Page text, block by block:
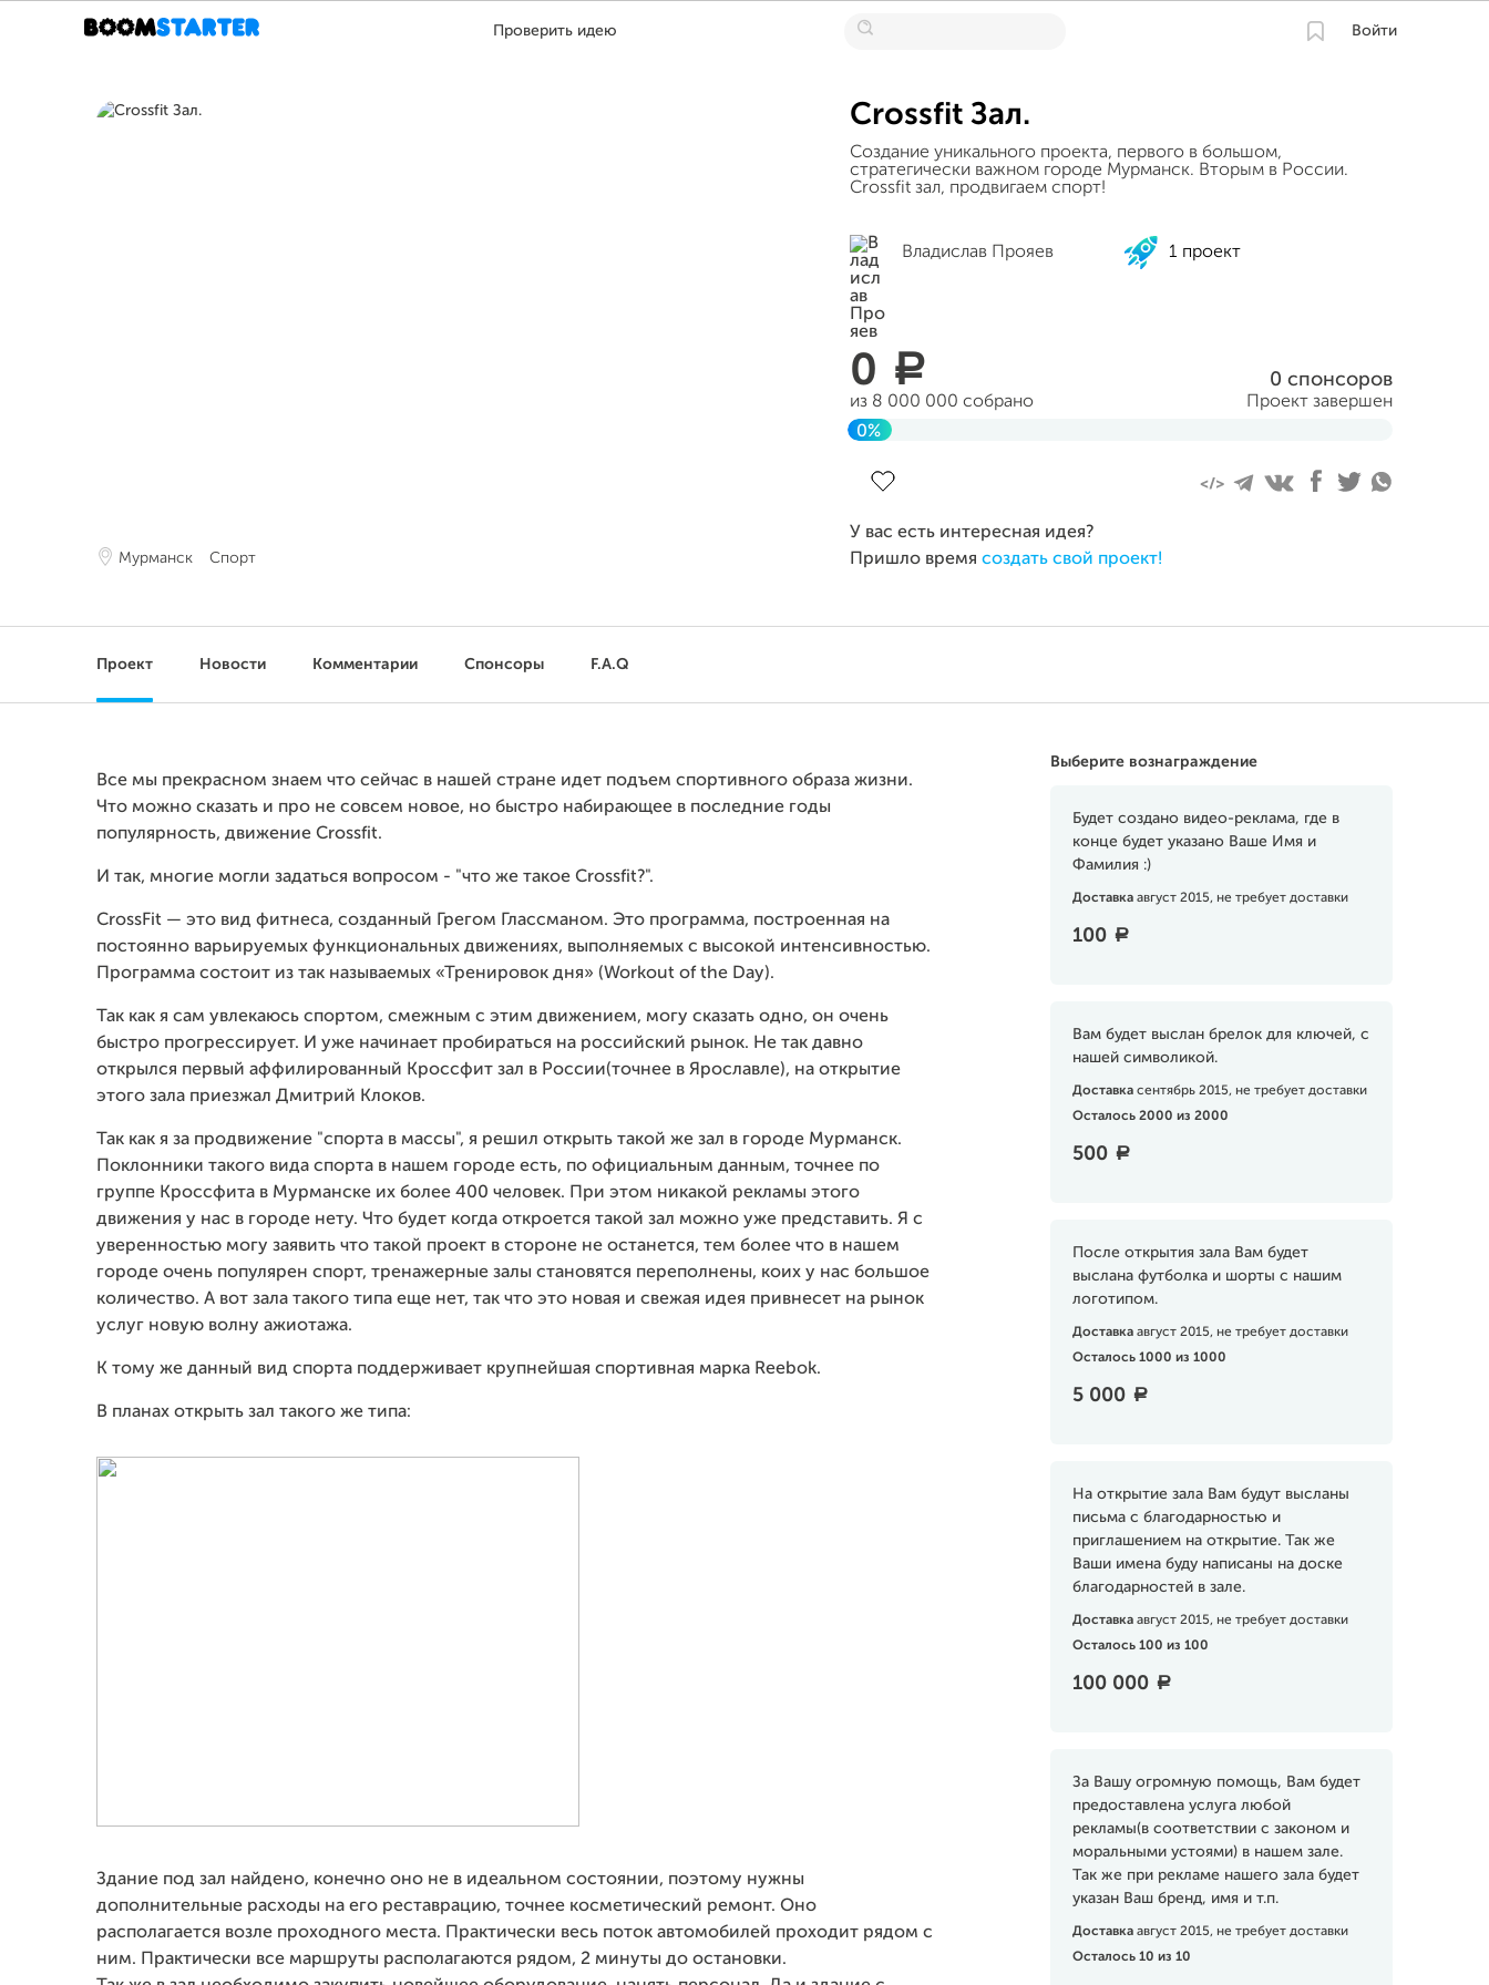
Проверить идею Войти
Мурманск Спорт
Crossfit Зал.
Создание уникального проекта, первого в большом,
стратегически важном городе Мурманск. Вторым в России.
Crossfit зал, продвигаем спорт!
Владислав Прояев 1 проект
0 a
из 8 000 000 собрано
0 спонсоров
Проект завершен
0%
У вас есть интересная идея?
Пришло время создать свой проект!
Проект Новости Комментарии Спонсоры F.A.Q
Выберите вознаграждение
Будет создано видео-реклама, где в
конце будет указано Ваше Имя и
Фамилия :)
Доставка август 2015, не требует доставки
100 a
Вам будет выслан брелок для ключей, с
нашей символикой.
Доставка сентябрь 2015, не требует доставки
Осталось 2000 из 2000
500 a
После открытия зала Вам будет
выслана футболка и шорты с нашим
логотипом.
Доставка август 2015, не требует доставки
Осталось 1000 из 1000
5 000 a
На открытие зала Вам будут высланы
письма с благодарностью и
приглашением на открытие. Так же
Ваши имена буду написаны на доске
благодарностей в зале.
Доставка август 2015, не требует доставки
Осталось 100 из 100
100 000 a
За Вашу огромную помощь, Вам будет
предоставлена услуга любой
рекламы(в соответствии с законом и
моральными устоями) в нашем зале.
Так же при рекламе нашего зала будет
указан Ваш бренд, имя и т.п.
Доставка август 2015, не требует доставки
Осталось 10 из 10
Все мы прекрасном знаем что сейчас в нашей стране идет подъем спортивного образа жизни.
Что можно сказать и про не совсем новое, но быстро набирающее в последние годы
популярность, движение Crossfit.
И так, многие могли задаться вопросом - "что же такое Crossfit?".
CrossFit — это вид фитнеса, созданный Грегом Глассманом. Это программа, построенная на
постоянно варьируемых функциональных движениях, выполняемых с высокой интенсивностью.
Программа состоит из так называемых «Тренировок дня» (Workout of the Day).
Так как я сам увлекаюсь спортом, смежным с этим движением, могу сказать одно, он очень
быстро прогрессирует. И уже начинает пробираться на российский рынок. Не так давно
открылся первый аффилированный Кроссфит зал в России(точнее в Ярославле), на открытие
этого зала приезжал Дмитрий Клоков.
Так как я за продвижение "спорта в массы", я решил открыть такой же зал в городе Мурманск.
Поклонники такого вида спорта в нашем городе есть, по официальным данным, точнее по
группе Кроссфита в Мурманске их более 400 человек. При этом никакой рекламы этого
движения у нас в городе нету. Что будет когда откроется такой зал можно уже представить. Я с
уверенностью могу заявить что такой проект в стороне не останется, тем более что в нашем
городе очень популярен спорт, тренажерные залы становятся переполнены, коих у нас большое
количество. А вот зала такого типа еще нет, так что это новая и свежая идея привнесет на рынок
услуг новую волну ажиотажа.
К тому же данный вид спорта поддерживает крупнейшая спортивная марка Reebok.
В планах открыть зал такого же типа:
Здание под зал найдено, конечно оно не в идеальном состоянии, поэтому нужны
дополнительные расходы на его реставрацию, точнее косметический ремонт. Оно
располагается возле проходного места. Практически весь поток автомобилей проходит рядом с
ним. Практически все маршруты располагаются рядом, 2 минуты до остановки.